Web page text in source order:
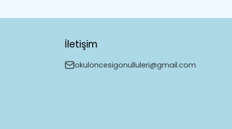
İletişim
okuloncesigonulluleri@gmail.com